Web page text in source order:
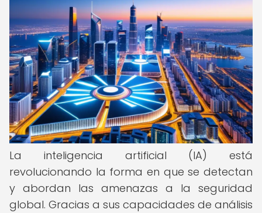
La inteligencia artificial (IA) está
revolucionando la forma en que se detectan
y abordan las amenazas a la seguridad
global. Gracias a sus capacidades de análisis